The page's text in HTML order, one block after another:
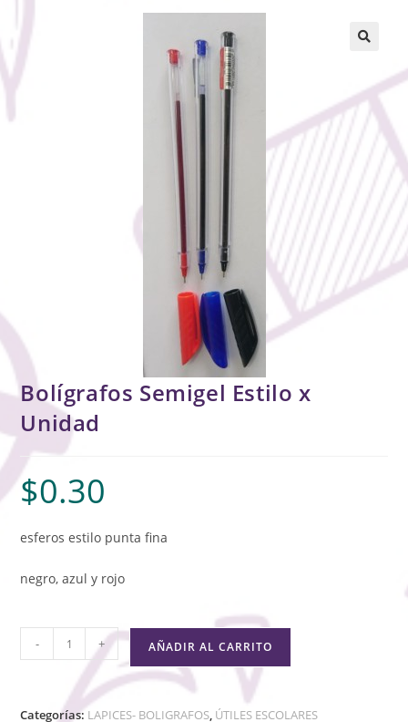
Bolígrafos Semigel Estilo x
Unidad
$0.30
esferos estilo punta fina
negro, azul y rojo
- + AÑADIR AL CARRITO
Categorías: LAPICES- BOLIGRAFOS, ÚTILES ESCOLARES